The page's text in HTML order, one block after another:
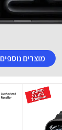
מוצרים נוספים